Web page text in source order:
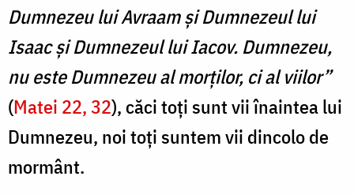
Dumnezeu lui Avraam și Dumnezeul lui
Isaac și Dumnezeul lui Iacov. Dumnezeu,
nu este Dumnezeu al morților, ci al viilor”
(Matei 22, 32), căci toți sunt vii înaintea lui
Dumnezeu, noi toți suntem vii dincolo de
mormânt.